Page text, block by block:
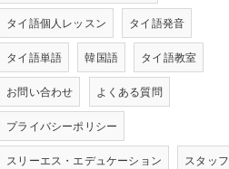
タイ語個人レッスン タイ語発音
タイ語単語 韓国語 タイ語教室
お問い合わせ よくある質問
プライバシーポリシー
スリーエス・エデュケーション スタッフ